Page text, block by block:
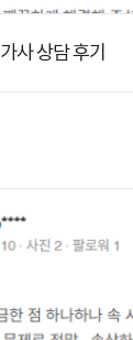
가사 상담 후기